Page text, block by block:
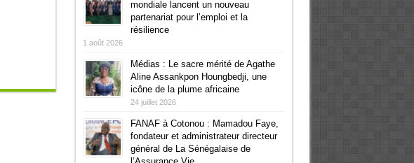
mondiale lancent un nouveau
partenariat pour l’emploi et la
résilience
1 août 2026
Médias : Le sacre mérité de Agathe
Aline Assankpon Houngbedji, une
icône de la plume africaine
24 juillet 2026
FANAF à Cotonou : Mamadou Faye,
fondateur et administrateur directeur
général de La Sénégalaise de
l’Assurance Vie